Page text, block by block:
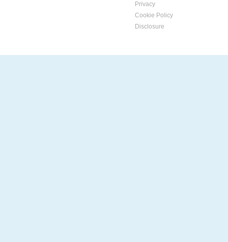
Privacy
Cookie Policy
Disclosure